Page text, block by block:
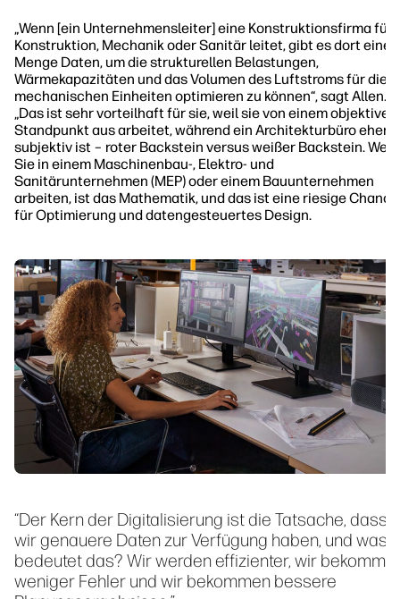
„Wenn [ein Unternehmensleiter] eine Konstruktionsfirma für
Konstruktion, Mechanik oder Sanitär leitet, gibt es dort eine
Menge Daten, um die strukturellen Belastungen,
Wärmekapazitäten und das Volumen des Luftstroms für die
mechanischen Einheiten optimieren zu können“, sagt Allen.
„Das ist sehr vorteilhaft für sie, weil sie von einem objektiven
Standpunkt aus arbeitet, während ein Architekturbüro eher
subjektiv ist – roter Backstein versus weißer Backstein.
Sie in einem Maschinenbau-, Elektro- und
Sanitärunternehmen (MEP) oder einem Bauunternehmen
arbeiten, ist das Mathematik, und das ist eine riesige Chance
für Optimierung und datengesteuertes Design.
“Der Kern der Digitalisierung ist die Tatsache, dass
wir genauere Daten zur Verfügung haben, und was
bedeutet das? Wir werden effizienter, wir
weniger Fehler und wir bekommen bessere